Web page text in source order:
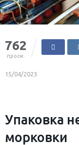
762
просм.
15/04/2023
Упаковка
морковки